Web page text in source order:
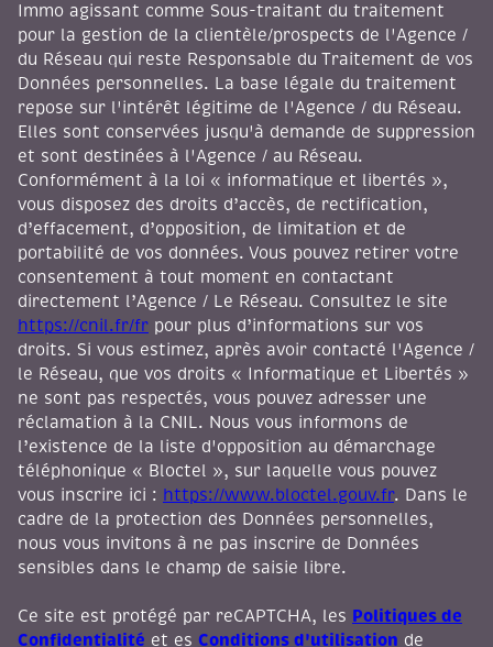
Immo agissant comme Sous-traitant du traitement
pour la gestion de la clientèle/prospects de l'Agence /
du Réseau qui reste Responsable du Traitement de vos
Données personnelles. La base légale du traitement
repose sur l'intérêt légitime de l'Agence / du Réseau.
Elles sont conservées jusqu'à demande de suppression
et sont destinées à l'Agence / au Réseau.
Conformément à la loi « informatique et libertés »,
vous disposez des droits d’accès, de rectification,
d’effacement, d’opposition, de limitation et de
portabilité de vos données. Vous pouvez retirer votre
consentement à tout moment en contactant
directement l’Agence / Le Réseau. Consultez le site
https://cnil.fr/fr pour plus d’informations sur vos
droits. Si vous estimez, après avoir contacté l'Agence /
le Réseau, que vos droits « Informatique et Libertés »
ne sont pas respectés, vous pouvez adresser une
réclamation à la CNIL. Nous vous informons de
l’existence de la liste d'opposition au démarchage
téléphonique « Bloctel », sur laquelle vous pouvez
vous inscrire ici : https://www.bloctel.gouv.fr. Dans le
cadre de la protection des Données personnelles,
nous vous invitons à ne pas inscrire de Données
sensibles dans le champ de saisie libre.
Ce site est protégé par reCAPTCHA, les Politiques de
Confidentialité et es Conditions d'utilisation de